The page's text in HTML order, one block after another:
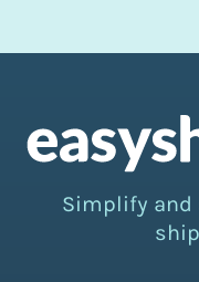
Simplify and